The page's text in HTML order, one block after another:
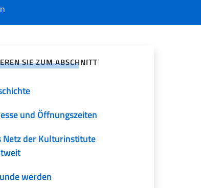
SIE ZUM ABSCHNITT
und Öffnungszeiten
Netz der Kulturinstitute
werden